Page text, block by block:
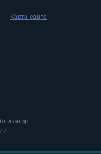
Карта сайта